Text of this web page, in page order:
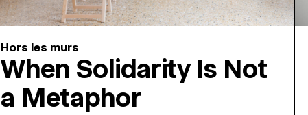
Hors les murs
When Solidarity Is Not
a Metaphor